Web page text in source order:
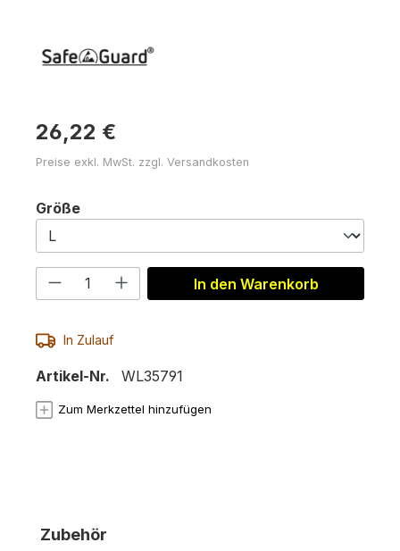
26,22 €
Preise exkl. MwSt. zzgl. Versandkosten
Größeauswählen
Produkt Anzahl: Gib den
In den Warenkorb
In Zulauf
Artikel-Nr. WL35791
Zum Merkzettel hinzufügen
Produktgalerie überspringen
Zubehör